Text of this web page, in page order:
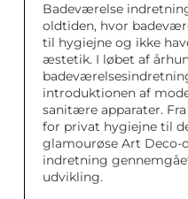
Badeværelse
oldtiden, hvor
til hygiejne og ikke
æstetik. I løbet af
introduktionen af
sanitære apparater.
for privat hygiejne til
glamourøse Art Deco-
indretning
udvikling.